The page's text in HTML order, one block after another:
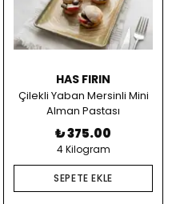
HAS FIRIN
Çilekli Yaban Mersinli Mini
Alman Pastası
₺ 375.00
4 Kilogram
SEPETE EKLE